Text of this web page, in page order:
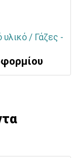
/ Γάζες -